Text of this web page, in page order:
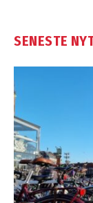
SENESTE